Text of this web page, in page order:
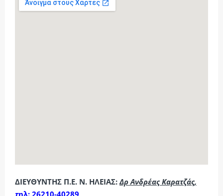
ΔΙΕΥΘΥΝΤΗΣ Π.Ε. Ν. ΗΛΕΙΑΣ:Δρ Ανδρέας Καρατζάς,
τηλ: 26210-40289